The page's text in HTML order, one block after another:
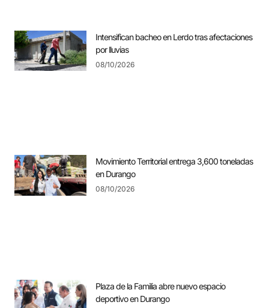
Intensifican bacheo en Lerdo tras afectaciones
por lluvias
08/10/2026
Movimiento Territorial entrega 3,600 toneladas
en Durango
08/10/2026
Plaza de la Familia abre nuevo espacio
deportivo en Durango